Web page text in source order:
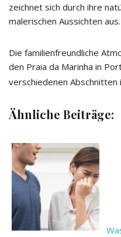
zeichnet sich durch ihre
malerischen Aussichten aus.
Die familienfreundliche
den Praia da Marinha in
verschiedenen
Ähnliche Beiträge: